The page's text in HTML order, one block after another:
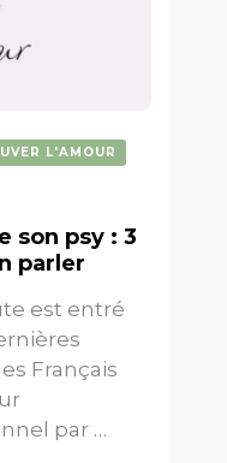
L'AMOUR
son psy : 3
parler
est entré
Français
par …